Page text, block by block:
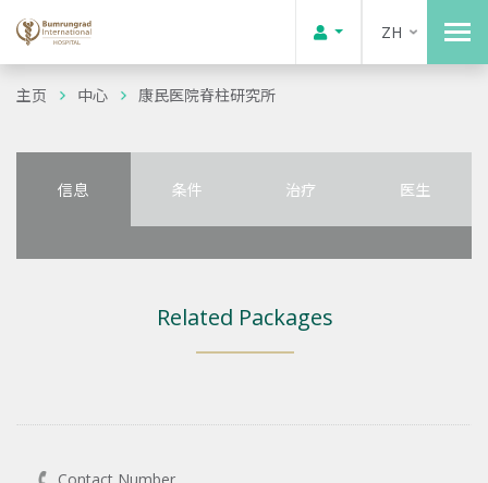
ZH
主页 中心 康民医院脊柱研究所
信息 条件 治疗 医生
Related Packages